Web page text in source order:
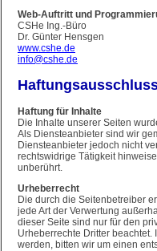
Web-Auftritt und
CSHe Ing.-Büro
Dr. Günter Hensgen
www.cshe.de
info@cshe.de
Haftung für Inhalte
Die Inhalte unserer Seiten
Als Diensteanbieter sind wir
Diensteanbieter jedoch nicht
rechtswidrige Tätigkeit
unberührt.
Urheberrecht
Die durch die Seitenbetreiber
jede Art der Verwertung
dieser Seite sind nur für den
Urheberrechte Dritter
werden, bitten wir um einen